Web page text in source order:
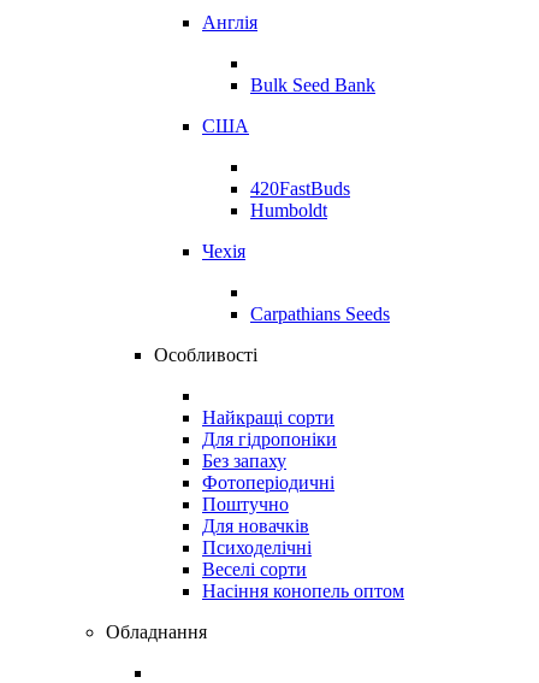
Англія
Bulk Seed Bank
США
420FastBuds
Humboldt
Чехія
Carpathians Seeds
Особливості
Найкращі сорти
Для гідропоніки
Без запаху
Фотоперіодичні
Поштучно
Для новачків
Психоделічні
Веселі сорти
Насіння конопель оптом
Обладнання